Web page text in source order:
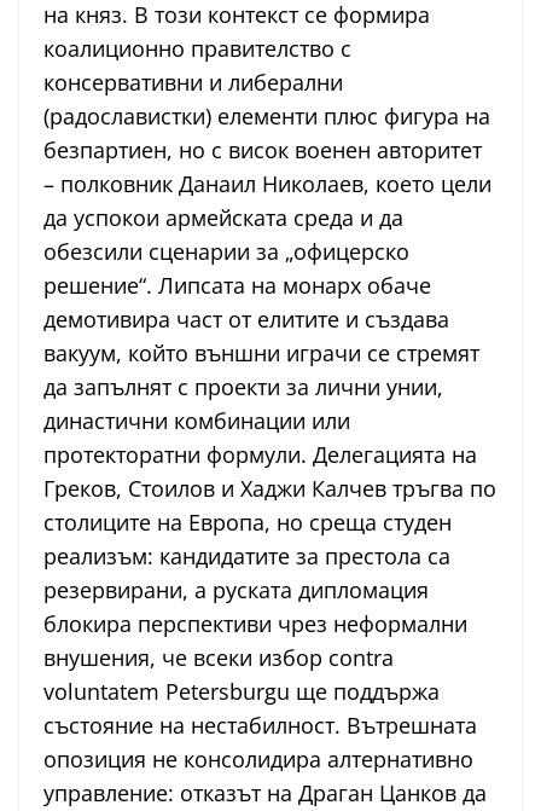
на княз. В този контекст се формира
коалиционно правителство с
консервативни и либерални
(радославистки) елементи плюс фигура на
безпартиен, но с висок военен авторитет
– полковник Данаил Николаев, което цели
да успокои армейската среда и да
обезсили сценарии за „офицерско
решение“. Липсата на монарх обаче
демотивира част от елитите и създава
вакуум, който външни играчи се стремят
да запълнят с проекти за лични унии,
династични комбинации или
протекторатни формули. Делегацията на
Греков, Стоилов и Хаджи Калчев тръгва по
столиците на Европа, но среща студен
реализъм: кандидатите за престола са
резервирани, а руската дипломация
блокира перспективи чрез неформални
внушения, че всеки избор contra
voluntatem Petersburgu ще поддържа
състояние на нестабилност. Вътрешната
опозиция не консолидира алтернативно
управление: отказът на Драган Цанков да